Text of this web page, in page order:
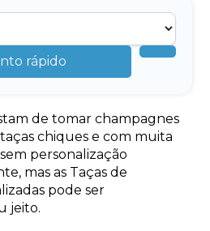
rápido
de tomar champagnes
chiques e com muita
personalização
mas as Taças de
pode ser
jeito.